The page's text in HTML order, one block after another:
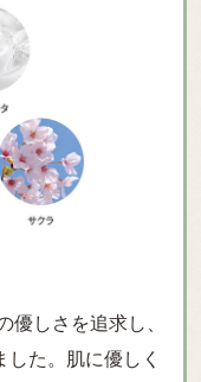
優しさを追求し、
た。肌に優しく